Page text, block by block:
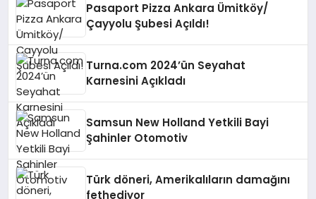
Pasaport Pizza Ankara Ümitköy/
Çayyolu Şubesi Açıldı!
Turna.com 2024’ün Seyahat
Karnesini Açıkladı
Samsun New Holland Yetkili Bayi
Şahinler Otomotiv
Türk döneri, Amerikalıların damağını
fethediyor